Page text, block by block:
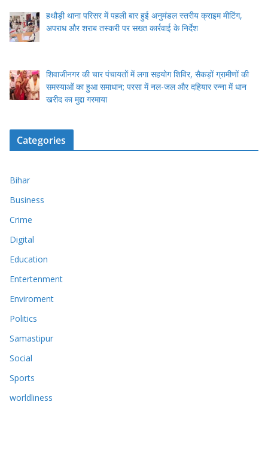
हथौड़ी थाना परिसर में पहली बार हुई अनुमंडल स्तरीय क्राइम मीटिंग,
अपराध और शराब तस्करी पर सख्त कार्रवाई के निर्देश
शिवाजीनगर की चार पंचायतों में लगा सहयोग शिविर, सैकड़ों ग्रामीणों की
समस्याओं का हुआ समाधान; परसा में नल-जल और दहियार रन्ना में धान
खरीद का मुद्दा गरमाया
Categories
Bihar
Business
Crime
Digital
Education
Entertenment
Enviroment
Politics
Samastipur
Social
Sports
worldliness